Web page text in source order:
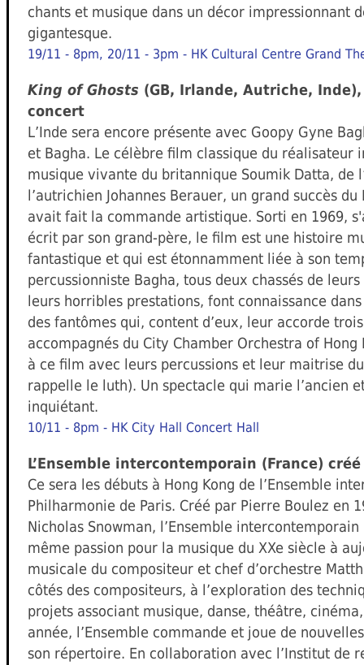
chants et musique dans un décor impressionnant
gigantesque.
19/11 - 8pm, 20/11 - 3pm - HK Cultural Centre Grand
King of Ghosts (GB, Irlande, Autriche,
concert
L’Inde sera encore présente avec Goopy Gyne
et Bagha. Le célèbre film classique du réalisateur
musique vivante du britannique Soumik Datta, de
l’autrichien Johannes Berauer, un grand succès
avait fait la commande artistique. Sorti en 1969,
écrit par son grand-père, le film est une histoire
fantastique et qui est étonnamment liée à son
percussionniste Bagha, tous deux chassés de
leurs horribles prestations, font connaissance
des fantômes qui, content d’eux, leur accorde
accompagnés du City Chamber Orchestra of
à ce film avec leurs percussions et leur maitrise
rappelle le luth). Un spectacle qui marie l’ancien
inquiétant.
10/11 - 8pm - HK City Hall Concert Hall
L’Ensemble intercontemporain (France)
Ce sera les débuts à Hong Kong de l’Ensemble
Philharmonie de Paris. Créé par Pierre Boulez en
Nicholas Snowman, l’Ensemble
même passion pour la musique du XXe siècle à
musicale du compositeur et chef d’orchestre
côtés des compositeurs, à l’exploration des
projets associant musique, danse, théâtre,
année, l’Ensemble commande et joue de
son répertoire. En collaboration avec l’Institut de